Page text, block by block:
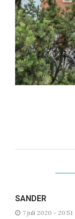
SANDER
7 juli 2020 - 20:51